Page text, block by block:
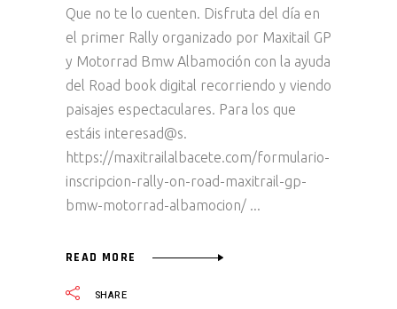
Que no te lo cuenten. Disfruta del día en
el primer Rally organizado por Maxitail GP
y Motorrad Bmw Albamoción con la ayuda
del Road book digital recorriendo y viendo
paisajes espectaculares. Para los que
estáis interesad@s.
https://maxitrailalbacete.com/formulario-
inscripcion-rally-on-road-maxitrail-gp-
bmw-motorrad-albamocion/
READ MORE
SHARE